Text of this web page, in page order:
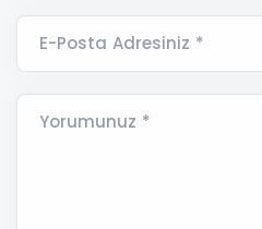
E-Posta Adresiniz *
Yorumunuz *